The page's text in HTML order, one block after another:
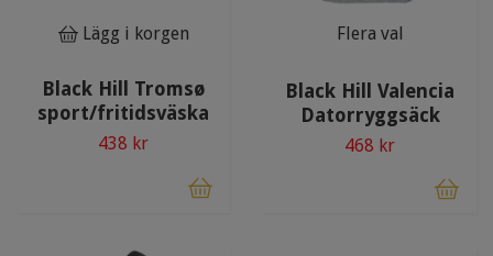
Lägg i korgen
Black Hill Tromsø
sport/fritidsväska
438 kr
Flera val
Black Hill Valencia
Datorryggsäck
468 kr